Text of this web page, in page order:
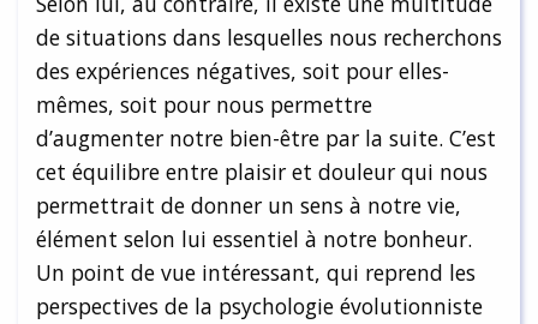
de situations dans lesquelles nous recherchons
des expériences négatives, soit pour elles-
mêmes, soit pour nous permettre
d’augmenter notre bien-être par la suite. C’est
cet équilibre entre plaisir et douleur qui nous
permettrait de donner un sens à notre vie,
élément selon lui essentiel à notre bonheur.
Un point de vue intéressant, qui reprend les
perspectives de la psychologie évolutionniste